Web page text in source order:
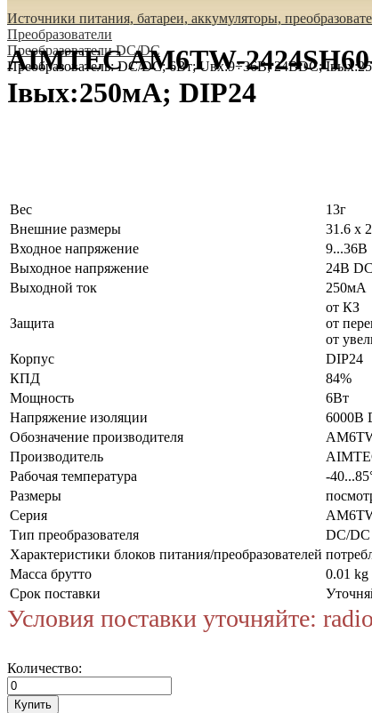
Источники питания, батареи, аккумуляторы,
Преобразователи
Преобразователи DC/DC
Преобразователь: DC/DC; 6Вт; Uвх:9÷36В; 24ВDC;
AIMTEC AM6TW-
Iвых:250мА; DIP24
Вес
13г
Внешние размеры
31.6 x
Входное напряжение
9...36В
Выходное напряжение
24В DC
Выходной ток
250мА
Защита
от КЗ
от
от
Корпус
DIP24
КПД
84%
Мощность
6Вт
Напряжение изоляции
6000В
Обозначение производителя
Производитель
Рабочая температура
-
Размеры
Серия
Тип преобразователя
DC/DC
Характеристики блоков питания/преобразователей
Масса брутто
0.01 kg
Срок поставки
Условия поставки уточняйте:
Количество: